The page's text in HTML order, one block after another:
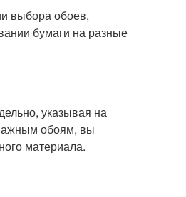
выбора обоев,
бумаги на разные
указывая на
обоям, вы
материала.